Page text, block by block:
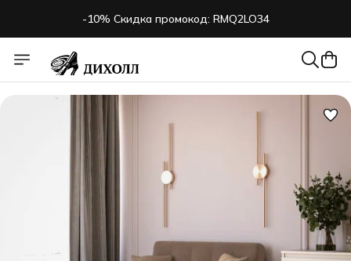
-10% Скидка промокод: RMQ2LO34